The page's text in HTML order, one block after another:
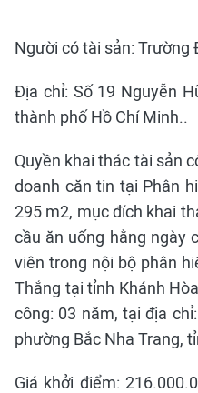
Người có tài sản: Trường
Địa chỉ: Số 19 Nguyễn
thành phố Hồ Chí Minh..
Quyền khai thác tài sản
doanh căn tin tại Phân
295 m2, mục đích khai
cầu ăn uống hằng ngày
viên trong nội bộ phân
Thắng tại tỉnh Khánh
công: 03 năm, tại địa
phường Bắc Nha Trang,
Giá khởi điểm: